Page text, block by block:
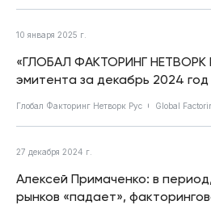
10 января 2025 г.
«ГЛОБАЛ ФАКТОРИНГ НЕТВОРК
эмитента за декабрь 2024 год
Глобал Факторинг Нетворк Рус Global
27 декабря 2024 г.
Алексей Примаченко: в
рынков «падает»,